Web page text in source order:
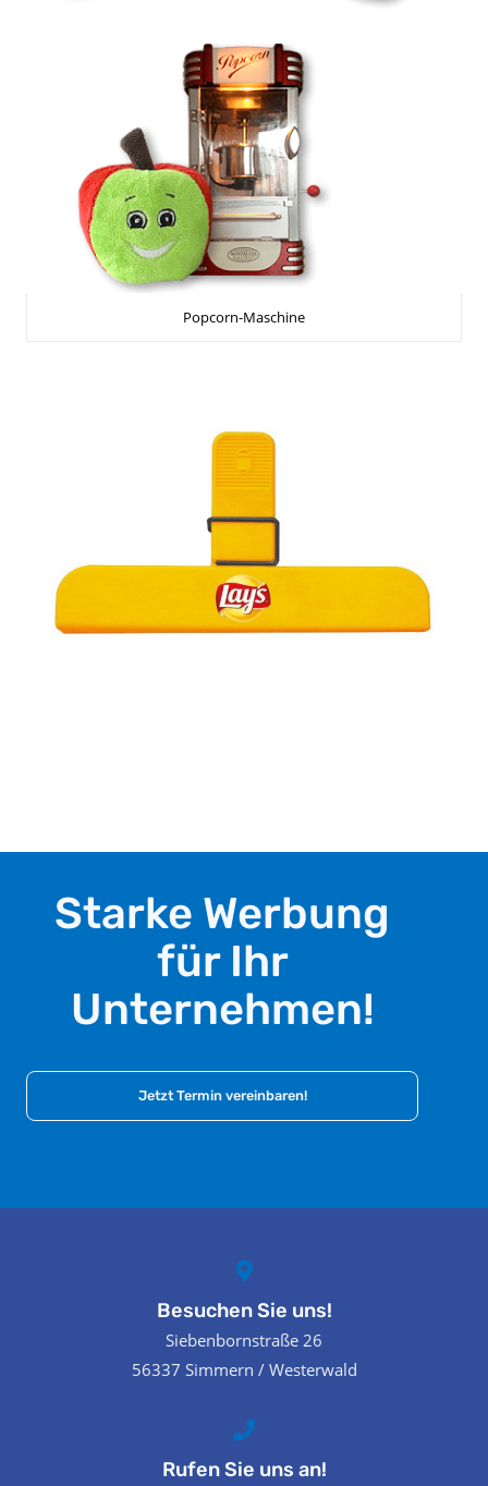
Popcorn-Maschine
Starke Werbung
für Ihr
Unternehmen!
Jetzt Termin vereinbaren!
Besuchen Sie uns!
Siebenbornstraße 26
56337 Simmern / Westerwald
Rufen Sie uns an!